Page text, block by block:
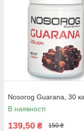
Nosorog Guarana, 30
В наявності
139,50 ₴ 150 ₴